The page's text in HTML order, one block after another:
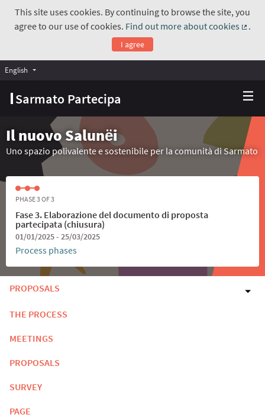
This site uses cookies. By continuing to browse the site, you
agree to our use of cookies. Find out more about cookies
.
I agree
Sarmato Partecipa
English Choose language
Il nuovo Salunёi
Uno spazio polivalente e sostenibile per la comunità di Sarmato
PHASE 3 OF 3
Fase 3. Elaborazione del documento di proposta
partecipata (chiusura)
01/01/2025 - 25/03/2025
Process phases
PROPOSALS
THE PROCESS
MEETINGS
PROPOSALS
SURVEY
PAGE